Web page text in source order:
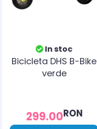
In stoc
Bicicleta DHS B-Bike
verde
299.00RON